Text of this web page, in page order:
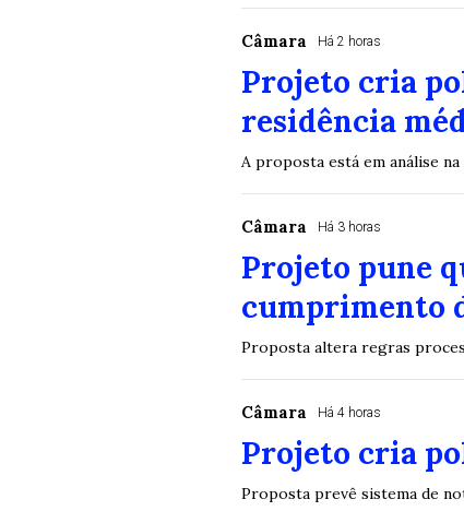
Câmara Há 2 horas
Projeto cria
residência
A proposta está em análise
Câmara Há 3 horas
Projeto pune
cumprimento
Proposta altera regras
Câmara Há 4 horas
Projeto cria
Proposta prevê sistema de